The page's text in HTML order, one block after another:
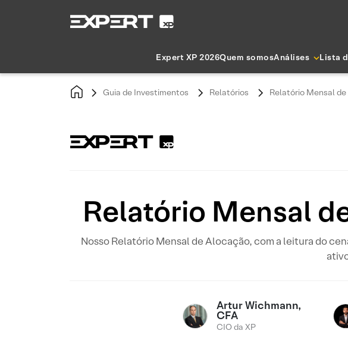
Expert XP 2026Quem somosAnálises Lista
Guia de Investimentos Relatórios Relatório Mensal
Relatório Mensal
Nosso Relatório Mensal de Alocação, com a leitura do
Artur Wichmann,
CFA
CIO da XP